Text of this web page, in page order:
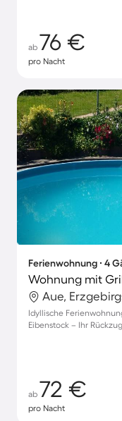
ab 76 €
pro Nacht
Ferienwohnung ∙ 4
Aue,
Idyllische
Eibenstock – Ihr
ab 72 €
pro Nacht